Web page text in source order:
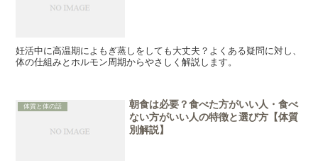
妊活中に高温期によもぎ蒸しをしても大丈夫？よくある疑問に対し、
体の仕組みとホルモン周期からやさしく解説します。
体質と体の話
朝食は必要？食べた方がいい人・食べ
ない方がいい人の特徴と選び方【体質
別解説】